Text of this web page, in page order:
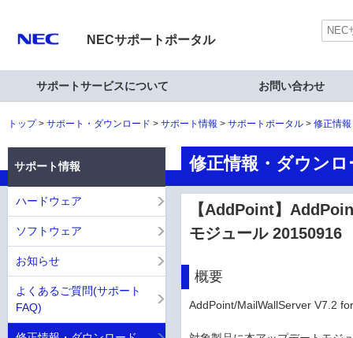
NECサポートポータル
サポートサービスについて お問い合わせ
トップ サポート・ダウンロード サポート情報 サポートポータル 修正情
修正情報・ダウンロ
【AddPoint】
モジュール 20150916
概要
AddPoint/MailWallServer V7.2
サポート情報
ハードウェア
ソフトウェア
お知らせ
よくあるご質問(サポート
FAQ)